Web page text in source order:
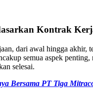
Kontrak
dari awal hingga
semua aspek
selesai.
Bersama PT Tiga